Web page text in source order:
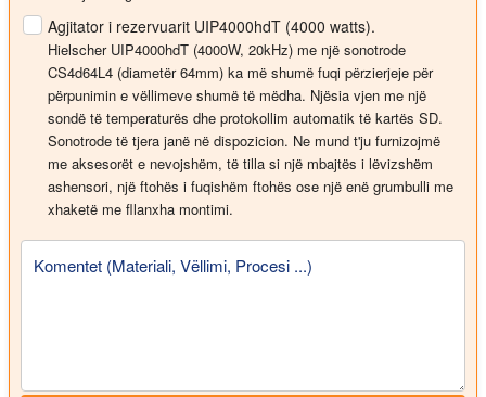
Agjitator i rezervuarit UIP4000hdT (4000 watts).
Hielscher UIP4000hdT (4000W, 20kHz) me një sonotrode
CS4d64L4 (diametër 64mm) ka më shumë fuqi përzierjeje për
përpunimin e vëllimeve shumë të mëdha. Njësia vjen me një
sondë të temperaturës dhe protokollim automatik të kartës SD.
Sonotrode të tjera janë në dispozicion. Ne mund t'ju furnizojmë
me aksesorët e nevojshëm, të tilla si një mbajtës i lëvizshëm
ashensori, një ftohës i fuqishëm ftohës ose një enë grumbulli me
xhaketë me fllanxha montimi.
Komentet (Materiali, Vëllimi, Procesi ...)